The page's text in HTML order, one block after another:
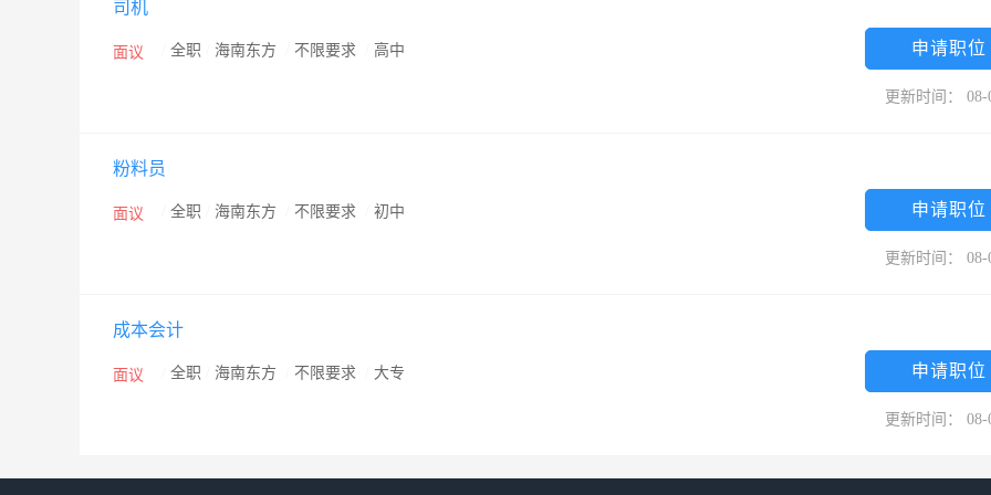
司机
面议 全职 海南东方 不限要求 高中 申请职位
更新时间： 08-
粉料员
面议 全职 海南东方 不限要求 初中 申请职位
更新时间： 08-
成本会计
面议 全职 海南东方 不限要求 大专 申请职位
更新时间： 08-